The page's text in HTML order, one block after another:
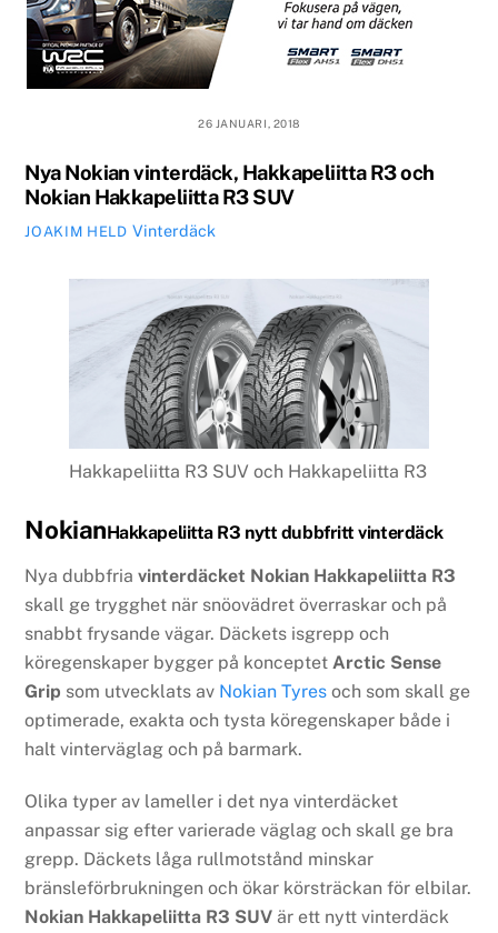
26 JANUARI, 2018
Nya Nokian vinterdäck, Hakkapeliitta R3 och
Nokian Hakkapeliitta R3 SUV
JOAKIM HELD Vinterdäck
Hakkapeliitta R3 SUV och Hakkapeliitta R3
NokianHakkapeliitta R3 nytt dubbfritt vinterdäck
Nya dubbfriavinterdäcket Nokian Hakkapeliitta R3
skall ge trygghet när snöovädret överraskar och på
snabbt frysande vägar. Däckets isgrepp och
köregenskaper bygger på konceptet Arctic Sense
Grip som utvecklats av Nokian Tyres och som skall ge
optimerade, exakta och tysta köregenskaper både i
halt vinterväglag och på barmark.
Olika typer av lameller i det nya vinterdäcket
anpassar sig efter varierade väglag och skall ge bra
grepp. Däckets låga rullmotstånd minskar
bränsleförbrukningen och ökar körsträckan för elbilar.
Nokian Hakkapeliitta R3 SUV är ett nytt vinterdäck